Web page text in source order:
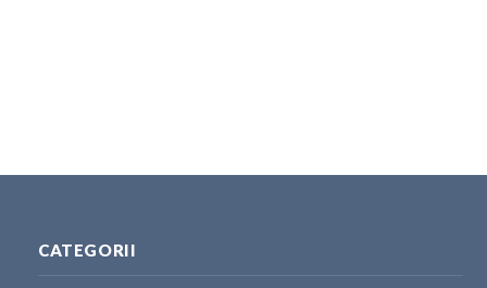
CATEGORII